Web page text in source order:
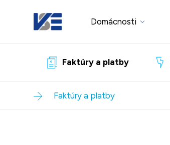
Domácnosti
Faktúry a platby
Faktúry a platby